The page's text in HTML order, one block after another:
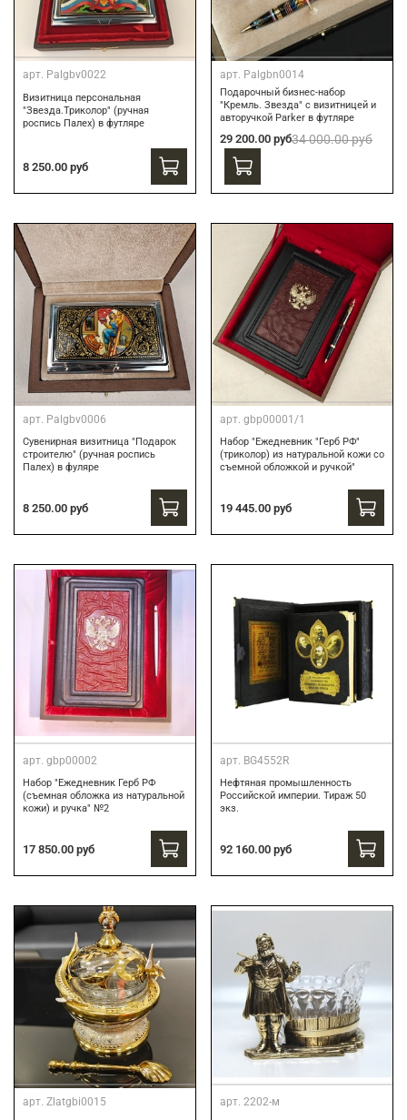
арт. Palgbv0022
Визитница персональная
"Звезда.Триколор" (ручная
роспись Палех) в футляре
8 250.00 руб
арт. Palgbn0014
Подарочный бизнес-набор
"Кремль. Звезда" с визитницей и
авторучкой Parker в футляре
29 200.00 руб34 000.00 руб
арт. Palgbv0006
Сувенирная визитница "Подарок
строителю" (ручная роспись
Палех) в фуляре
8 250.00 руб
арт. gbp00001/1
Набор "Ежедневник "Герб РФ"
(триколор) из натуральной кожи со
съемной обложкой и ручкой"
19 445.00 руб
арт. gbp00002
Набор "Ежедневник Герб РФ
(съемная обложка из натуральной
кожи) и ручка" №2
17 850.00 руб
арт. BG4552R
Нефтяная промышленность
Российской империи. Тираж 50
экз.
92 160.00 руб
арт. Zlatgbi0015 арт. 2202-м